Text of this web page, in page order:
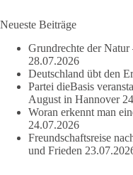
DieBasis
2 Tage(n) zuvor
Grundrechte der Natur –
Im Politischen
Verhältnis von Mensch,
Neueste Beiträge
Grundrechte der
28.07.2026
Deutschland übt den
Partei dieBasis
August in Hannover
Woran erkennt man
24.07.2026
Freundschaftsreise
und Frieden